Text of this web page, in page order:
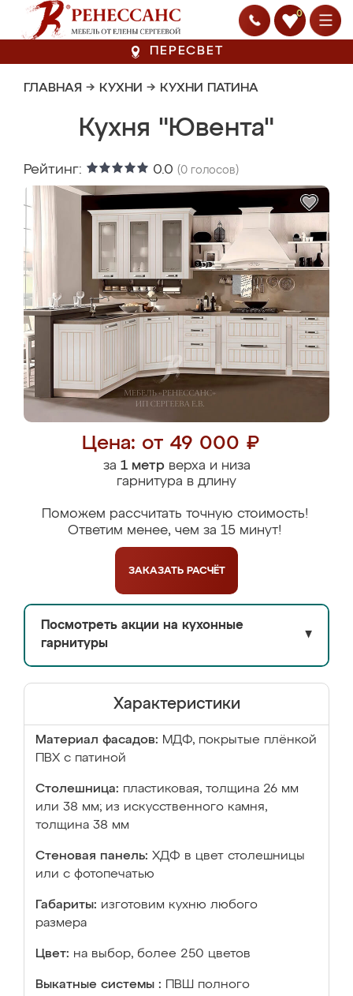
0
ПЕРЕСВЕТ
ГЛАВНАЯ → КУХНИ → КУХНИ ПАТИНА
Кухня "Ювента"
Рейтинг: 0.0 (0 голосов)
Цена: от 49 000 ₽
за 1 метрверха и низа
гарнитура в длину
Поможем рассчитать точную стоимость!
Ответим менее, чем за 15 минут!
ЗАКАЗАТЬ РАСЧЁТ
Посмотреть акции на кухонные
гарнитуры
▼
Характеристики
Материал фасадов: МДФ, покрытые плёнкой
ПВХ с патиной
Столешница: пластиковая, толщина 26 мм
или 38 мм; из искусственного камня,
толщина 38 мм
Стеновая панель: ХДФ в цвет столешницы
или с фотопечатью
Габариты: изготовим кухню любого
размера
Цвет: на выбор, более 250 цветов
Выкатные системы :
ПВШ полного